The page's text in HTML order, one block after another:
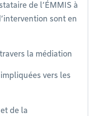
de l’ÉMMIS à
sont en
la médiation
vers les
de la